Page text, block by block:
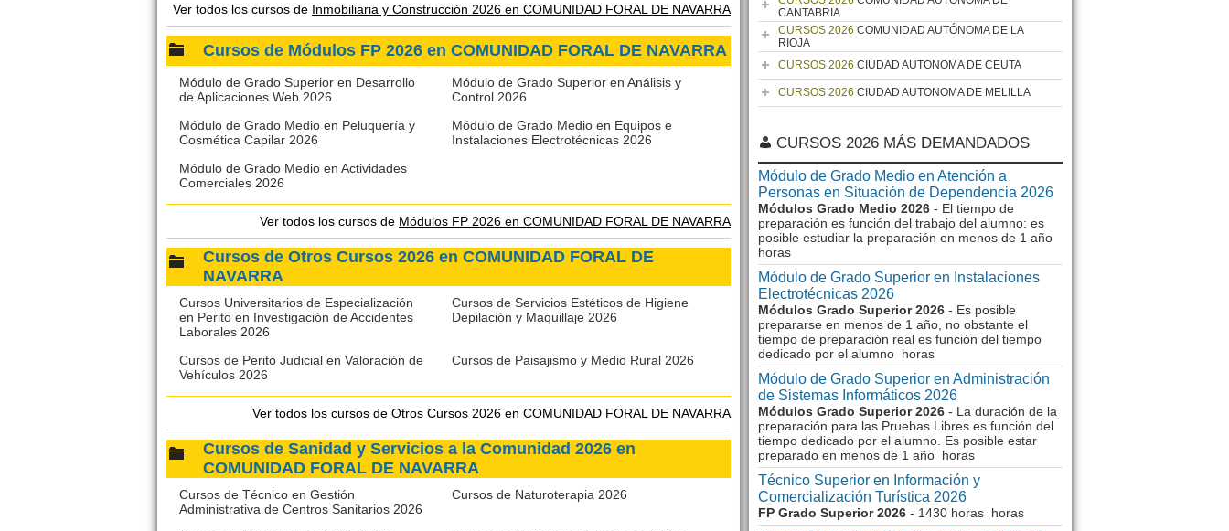
Ver todos los cursos de Inmobiliaria y Construcción 2026 en COMUNIDAD FORAL DE NAVARRA
Cursos de Módulos FP 2026 en COMUNIDAD FORAL DE NAVARRA
Módulo de Grado Superior en Desarrollo
de Aplicaciones Web 2026
Módulo de Grado Superior en Análisis y
Control 2026
Módulo de Grado Medio en Peluquería y
Cosmética Capilar 2026
Módulo de Grado Medio en Equipos e
Instalaciones Electrotécnicas 2026
Módulo de Grado Medio en Actividades
Comerciales 2026
Ver todos los cursos de Módulos FP 2026 en COMUNIDAD FORAL DE NAVARRA
Cursos de Otros Cursos 2026 en COMUNIDAD FORAL DE
NAVARRA
Cursos Universitarios de Especialización
en Perito en Investigación de Accidentes
Laborales 2026
Cursos de Servicios Estéticos de Higiene
Depilación y Maquillaje 2026
Cursos de Perito Judicial en Valoración de
Vehículos 2026
Cursos de Paisajismo y Medio Rural 2026
Ver todos los cursos de Otros Cursos 2026 en COMUNIDAD FORAL DE NAVARRA
Cursos de Sanidad y Servicios a la Comunidad 2026 en
COMUNIDAD FORAL DE NAVARRA
Cursos de Técnico en Gestión
Administrativa de Centros Sanitarios 2026
Cursos de Naturoterapia 2026
CANTABRIA
CURSOS 2026 COMUNIDAD AUTÓNOMA DE LA
RIOJA
CURSOS 2026 CIUDAD AUTONOMA DE CEUTA
CURSOS 2026 CIUDAD AUTONOMA DE MELILLA
CURSOS 2026 MÁS DEMANDADOS
Módulo de Grado Medio en Atención a
Personas en Situación de Dependencia 2026
Módulos Grado Medio 2026 - El tiempo de
preparación es función del trabajo del alumno: es
posible estudiar la preparación en menos de 1 año
horas
Módulo de Grado Superior en Instalaciones
Electrotécnicas 2026
Módulos Grado Superior 2026 - Es posible
prepararse en menos de 1 año, no obstante el
tiempo de preparación real es función del tiempo
dedicado por el alumno horas
Módulo de Grado Superior en Administración
de Sistemas Informáticos 2026
Módulos Grado Superior 2026 - La duración de la
preparación para las Pruebas Libres es función del
tiempo dedicado por el alumno. Es posible estar
preparado en menos de 1 año horas
Técnico Superior en Información y
Comercialización Turística 2026
FP Grado Superior 2026 - 1430 horas horas